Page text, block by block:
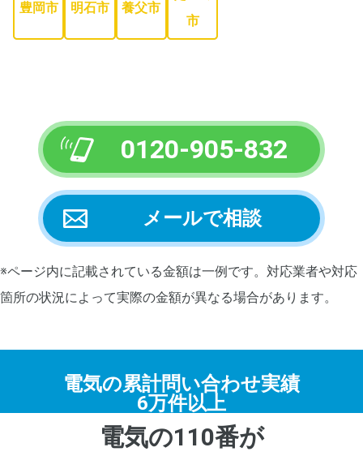
豊岡市 明石市 養父市
市
0120-905-832
メールで相談
※ページ内に記載されている金額は一例です。対応業者や対応
箇所の状況によって実際の金額が異なる場合があります。
電気の累計問い合わせ実績
6万件以上
電気の110番が